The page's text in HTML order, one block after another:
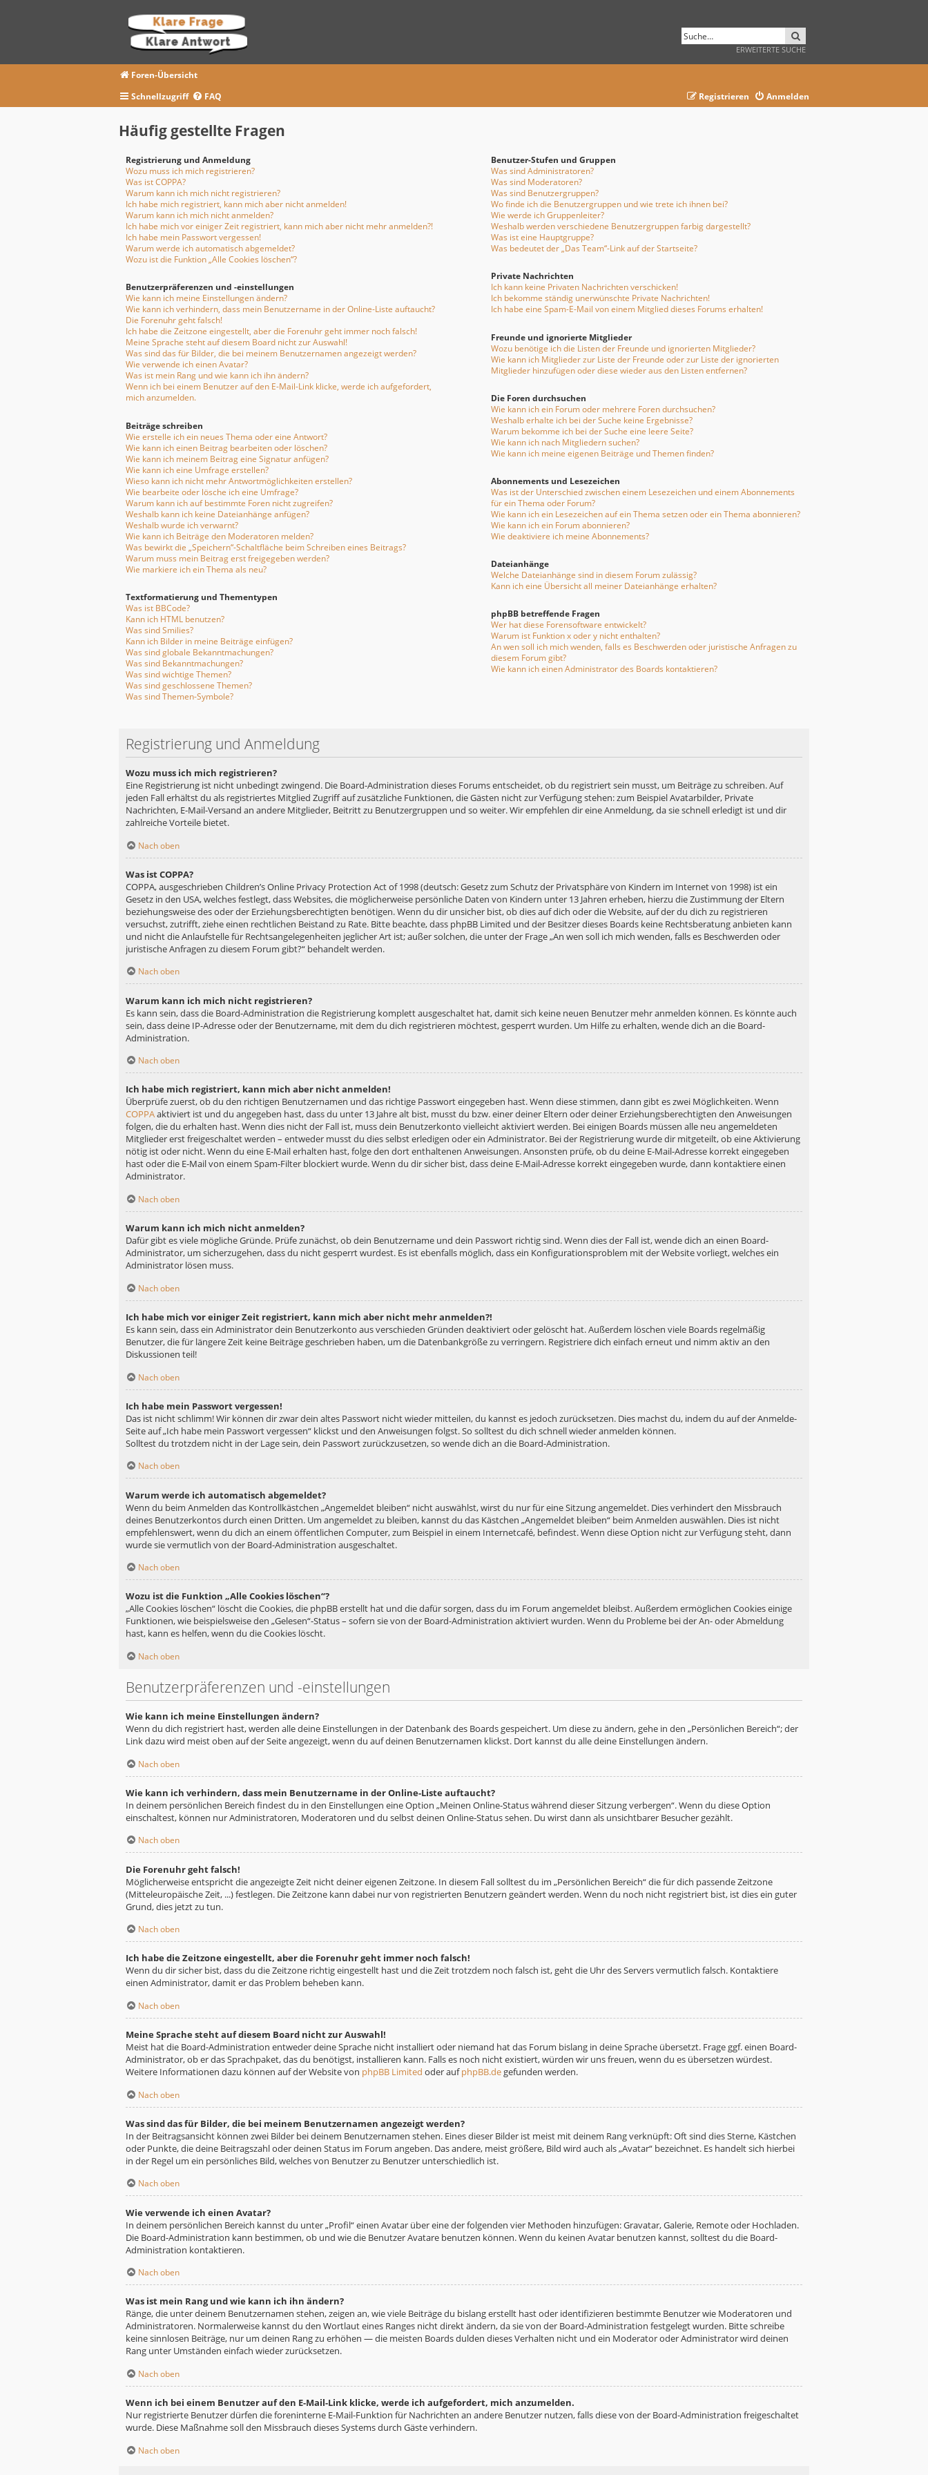
ERWEITERTE SUCHE
Foren-Übersicht
Schnellzugriff
FAQ Anmelden
Registrieren
Häufig gestellte Fragen
Registrierung und Anmeldung
Wozu muss ich mich registrieren?
Was ist COPPA?
Warum kann ich mich nicht registrieren?
Ich habe mich registriert, kann mich aber nicht anmelden!
Warum kann ich mich nicht anmelden?
Ich habe mich vor einiger Zeit registriert, kann mich aber nicht mehr anmelden?!
Ich habe mein Passwort vergessen!
Warum werde ich automatisch abgemeldet?
Wozu ist die Funktion „Alle Cookies löschen“?
Benutzerpräferenzen und -einstellungen
Wie kann ich meine Einstellungen ändern?
Wie kann ich verhindern, dass mein Benutzername in der Online-Liste auftaucht?
Die Forenuhr geht falsch!
Ich habe die Zeitzone eingestellt, aber die Forenuhr geht immer noch falsch!
Meine Sprache steht auf diesem Board nicht zur Auswahl!
Was sind das für Bilder, die bei meinem Benutzernamen angezeigt werden?
Wie verwende ich einen Avatar?
Was ist mein Rang und wie kann ich ihn ändern?
Wenn ich bei einem Benutzer auf den E-Mail-Link klicke, werde ich aufgefordert,
mich anzumelden.
Beiträge schreiben
Wie erstelle ich ein neues Thema oder eine Antwort?
Wie kann ich einen Beitrag bearbeiten oder löschen?
Wie kann ich meinem Beitrag eine Signatur anfügen?
Wie kann ich eine Umfrage erstellen?
Wieso kann ich nicht mehr Antwortmöglichkeiten erstellen?
Wie bearbeite oder lösche ich eine Umfrage?
Warum kann ich auf bestimmte Foren nicht zugreifen?
Weshalb kann ich keine Dateianhänge anfügen?
Weshalb wurde ich verwarnt?
Wie kann ich Beiträge den Moderatoren melden?
Was bewirkt die „Speichern“-Schaltfläche beim Schreiben eines Beitrags?
Warum muss mein Beitrag erst freigegeben werden?
Wie markiere ich ein Thema als neu?
Textformatierung und Thementypen
Was ist BBCode?
Kann ich HTML benutzen?
Was sind Smilies?
Kann ich Bilder in meine Beiträge einfügen?
Was sind globale Bekanntmachungen?
Was sind Bekanntmachungen?
Was sind wichtige Themen?
Was sind geschlossene Themen?
Was sind Themen-Symbole?
Benutzer-Stufen und Gruppen
Was sind Administratoren?
Was sind Moderatoren?
Was sind Benutzergruppen?
Wo finde ich die Benutzergruppen und wie trete ich ihnen bei?
Wie werde ich Gruppenleiter?
Weshalb werden verschiedene Benutzergruppen farbig dargestellt?
Was ist eine Hauptgruppe?
Was bedeutet der „Das Team“-Link auf der Startseite?
Private Nachrichten
Ich kann keine Privaten Nachrichten verschicken!
Ich bekomme ständig unerwünschte Private Nachrichten!
Ich habe eine Spam-E-Mail von einem Mitglied dieses Forums erhalten!
Freunde und ignorierte Mitglieder
Wozu benötige ich die Listen der Freunde und ignorierten Mitglieder?
Wie kann ich Mitglieder zur Liste der Freunde oder zur Liste der ignorierten
Mitglieder hinzufügen oder diese wieder aus den Listen entfernen?
Die Foren durchsuchen
Wie kann ich ein Forum oder mehrere Foren durchsuchen?
Weshalb erhalte ich bei der Suche keine Ergebnisse?
Warum bekomme ich bei der Suche eine leere Seite?
Wie kann ich nach Mitgliedern suchen?
Wie kann ich meine eigenen Beiträge und Themen finden?
Abonnements und Lesezeichen
Was ist der Unterschied zwischen einem Lesezeichen und einem Abonnements
für ein Thema oder Forum?
Wie kann ich ein Lesezeichen auf ein Thema setzen oder ein Thema abonnieren?
Wie kann ich ein Forum abonnieren?
Wie deaktiviere ich meine Abonnements?
Dateianhänge
Welche Dateianhänge sind in diesem Forum zulässig?
Kann ich eine Übersicht all meiner Dateianhänge erhalten?
phpBB betreffende Fragen
Wer hat diese Forensoftware entwickelt?
Warum ist Funktion x oder y nicht enthalten?
An wen soll ich mich wenden, falls es Beschwerden oder juristische Anfragen zu
diesem Forum gibt?
Wie kann ich einen Administrator des Boards kontaktieren?
Registrierung und Anmeldung
Wozu muss ich mich registrieren?
Eine Registrierung ist nicht unbedingt zwingend. Die Board-Administration dieses Forums entscheidet, ob du registriert sein musst, um Beiträge zu schreiben. Auf
jeden Fall erhältst du als registriertes Mitglied Zugriff auf zusätzliche Funktionen, die Gästen nicht zur Verfügung stehen: zum Beispiel Avatarbilder, Private
Nachrichten, E-Mail-Versand an andere Mitglieder, Beitritt zu Benutzergruppen und so weiter. Wir empfehlen dir eine Anmeldung, da sie schnell erledigt ist und dir
zahlreiche Vorteile bietet.
Nach oben
Was ist COPPA?
COPPA, ausgeschrieben Children’s Online Privacy Protection Act of 1998 (deutsch: Gesetz zum Schutz der Privatsphäre von Kindern im Internet von 1998) ist ein
Gesetz in den USA, welches festlegt, dass Websites, die möglicherweise persönliche Daten von Kindern unter 13 Jahren erheben, hierzu die Zustimmung der Eltern
beziehungsweise des oder der Erziehungsberechtigten benötigen. Wenn du dir unsicher bist, ob dies auf dich oder die Website, auf der du dich zu registrieren
versuchst, zutrifft, ziehe einen rechtlichen Beistand zu Rate. Bitte beachte, dass phpBB Limited und der Besitzer dieses Boards keine Rechtsberatung anbieten kann
und nicht die Anlaufstelle für Rechtsangelegenheiten jeglicher Art ist; außer solchen, die unter der Frage „An wen soll ich mich wenden, falls es Beschwerden oder
juristische Anfragen zu diesem Forum gibt?“ behandelt werden.
Nach oben
Warum kann ich mich nicht registrieren?
Es kann sein, dass die Board-Administration die Registrierung komplett ausgeschaltet hat, damit sich keine neuen Benutzer mehr anmelden können. Es könnte auch
sein, dass deine IP-Adresse oder der Benutzername, mit dem du dich registrieren möchtest, gesperrt wurden. Um Hilfe zu erhalten, wende dich an die Board-
Administration.
Nach oben
Ich habe mich registriert, kann mich aber nicht anmelden!
Überprüfe zuerst, ob du den richtigen Benutzernamen und das richtige Passwort eingegeben hast. Wenn diese stimmen, dann gibt es zwei Möglichkeiten. Wenn
COPPAaktiviert ist und du angegeben hast, dass du unter 13 Jahre alt bist, musst du bzw. einer deiner Eltern oder deiner Erziehungsberechtigten den Anweisungen
folgen, die du erhalten hast. Wenn dies nicht der Fall ist, muss dein Benutzerkonto vielleicht aktiviert werden. Bei einigen Boards müssen alle neu angemeldeten
Mitglieder erst freigeschaltet werden – entweder musst du dies selbst erledigen oder ein Administrator. Bei der Registrierung wurde dir mitgeteilt, ob eine Aktivierung
nötig ist oder nicht. Wenn du eine E-Mail erhalten hast, folge den dort enthaltenen Anweisungen. Ansonsten prüfe, ob du deine E-Mail-Adresse korrekt eingegeben
hast oder die E-Mail von einem Spam-Filter blockiert wurde. Wenn du dir sicher bist, dass deine E-Mail-Adresse korrekt eingegeben wurde, dann kontaktiere einen
Administrator.
Nach oben
Warum kann ich mich nicht anmelden?
Dafür gibt es viele mögliche Gründe. Prüfe zunächst, ob dein Benutzername und dein Passwort richtig sind. Wenn dies der Fall ist, wende dich an einen Board-
Administrator, um sicherzugehen, dass du nicht gesperrt wurdest. Es ist ebenfalls möglich, dass ein Konfigurationsproblem mit der Website vorliegt, welches ein
Administrator lösen muss.
Nach oben
Ich habe mich vor einiger Zeit registriert, kann mich aber nicht mehr anmelden?!
Es kann sein, dass ein Administrator dein Benutzerkonto aus verschieden Gründen deaktiviert oder gelöscht hat. Außerdem löschen viele Boards regelmäßig
Benutzer, die für längere Zeit keine Beiträge geschrieben haben, um die Datenbankgröße zu verringern. Registriere dich einfach erneut und nimm aktiv an den
Diskussionen teil!
Nach oben
Ich habe mein Passwort vergessen!
Das ist nicht schlimm! Wir können dir zwar dein altes Passwort nicht wieder mitteilen, du kannst es jedoch zurücksetzen. Dies machst du, indem du auf der Anmelde-
Seite auf „Ich habe mein Passwort vergessen“ klickst und den Anweisungen folgst. So solltest du dich schnell wieder anmelden können.
Solltest du trotzdem nicht in der Lage sein, dein Passwort zurückzusetzen, so wende dich an die Board-Administration.
Nach oben
Warum werde ich automatisch abgemeldet?
Wenn du beim Anmelden das Kontrollkästchen „Angemeldet bleiben“ nicht auswählst, wirst du nur für eine Sitzung angemeldet. Dies verhindert den Missbrauch
deines Benutzerkontos durch einen Dritten. Um angemeldet zu bleiben, kannst du das Kästchen „Angemeldet bleiben“ beim Anmelden auswählen. Dies ist nicht
empfehlenswert, wenn du dich an einem öffentlichen Computer, zum Beispiel in einem Internetcafé, befindest. Wenn diese Option nicht zur Verfügung steht, dann
wurde sie vermutlich von der Board-Administration ausgeschaltet.
Nach oben
Wozu ist die Funktion „Alle Cookies löschen“?
„Alle Cookies löschen“ löscht die Cookies, die phpBB erstellt hat und die dafür sorgen, dass du im Forum angemeldet bleibst. Außerdem ermöglichen Cookies einige
Funktionen, wie beispielsweise den „Gelesen“-Status – sofern sie von der Board-Administration aktiviert wurden. Wenn du Probleme bei der An- oder Abmeldung
hast, kann es helfen, wenn du die Cookies löscht.
Nach oben
Benutzerpräferenzen und -einstellungen
Wie kann ich meine Einstellungen ändern?
Wenn du dich registriert hast, werden alle deine Einstellungen in der Datenbank des Boards gespeichert. Um diese zu ändern, gehe in den „Persönlichen Bereich“; der
Link dazu wird meist oben auf der Seite angezeigt, wenn du auf deinen Benutzernamen klickst. Dort kannst du alle deine Einstellungen ändern.
Nach oben
Wie kann ich verhindern, dass mein Benutzername in der Online-Liste auftaucht?
In deinem persönlichen Bereich findest du in den Einstellungen eine Option „Meinen Online-Status während dieser Sitzung verbergen“. Wenn du diese Option
einschaltest, können nur Administratoren, Moderatoren und du selbst deinen Online-Status sehen. Du wirst dann als unsichtbarer Besucher gezählt.
Nach oben
Die Forenuhr geht falsch!
Möglicherweise entspricht die angezeigte Zeit nicht deiner eigenen Zeitzone. In diesem Fall solltest du im „Persönlichen Bereich“ die für dich passende Zeitzone
(Mitteleuropäische Zeit, ...) festlegen. Die Zeitzone kann dabei nur von registrierten Benutzern geändert werden. Wenn du noch nicht registriert bist, ist dies ein guter
Grund, dies jetzt zu tun.
Nach oben
Ich habe die Zeitzone eingestellt, aber die Forenuhr geht immer noch falsch!
Wenn du dir sicher bist, dass du die Zeitzone richtig eingestellt hast und die Zeit trotzdem noch falsch ist, geht die Uhr des Servers vermutlich falsch. Kontaktiere
einen Administrator, damit er das Problem beheben kann.
Nach oben
Meine Sprache steht auf diesem Board nicht zur Auswahl!
Meist hat die Board-Administration entweder deine Sprache nicht installiert oder niemand hat das Forum bislang in deine Sprache übersetzt. Frage ggf. einen Board-
Administrator, ob er das Sprachpaket, das du benötigst, installieren kann. Falls es noch nicht existiert, würden wir uns freuen, wenn du es übersetzen würdest.
Weitere Informationen dazu können auf der Website von phpBB Limited oder aufphpBB.degefunden werden.
Nach oben
Was sind das für Bilder, die bei meinem Benutzernamen angezeigt werden?
In der Beitragsansicht können zwei Bilder bei deinem Benutzernamen stehen. Eines dieser Bilder ist meist mit deinem Rang verknüpft: Oft sind dies Sterne, Kästchen
oder Punkte, die deine Beitragszahl oder deinen Status im Forum angeben. Das andere, meist größere, Bild wird auch als „Avatar“ bezeichnet. Es handelt sich hierbei
in der Regel um ein persönliches Bild, welches von Benutzer zu Benutzer unterschiedlich ist.
Nach oben
Wie verwende ich einen Avatar?
In deinem persönlichen Bereich kannst du unter „Profil“ einen Avatar über eine der folgenden vier Methoden hinzufügen: Gravatar, Galerie, Remote oder Hochladen.
Die Board-Administration kann bestimmen, ob und wie die Benutzer Avatare benutzen können. Wenn du keinen Avatar benutzen kannst, solltest du die Board-
Administration kontaktieren.
Nach oben
Was ist mein Rang und wie kann ich ihn ändern?
Ränge, die unter deinem Benutzernamen stehen, zeigen an, wie viele Beiträge du bislang erstellt hast oder identifizieren bestimmte Benutzer wie Moderatoren und
Administratoren. Normalerweise kannst du den Wortlaut eines Ranges nicht direkt ändern, da sie von der Board-Administration festgelegt wurden. Bitte schreibe
keine sinnlosen Beiträge, nur um deinen Rang zu erhöhen — die meisten Boards dulden dieses Verhalten nicht und ein Moderator oder Administrator wird deinen
Rang unter Umständen einfach wieder zurücksetzen.
Nach oben
Wenn ich bei einem Benutzer auf den E-Mail-Link klicke, werde ich aufgefordert, mich anzumelden.
Nur registrierte Benutzer dürfen die foreninterne E-Mail-Funktion für Nachrichten an andere Benutzer nutzen, falls diese von der Board-Administration freigeschaltet
wurde. Diese Maßnahme soll den Missbrauch dieses Systems durch Gäste verhindern.
Nach oben